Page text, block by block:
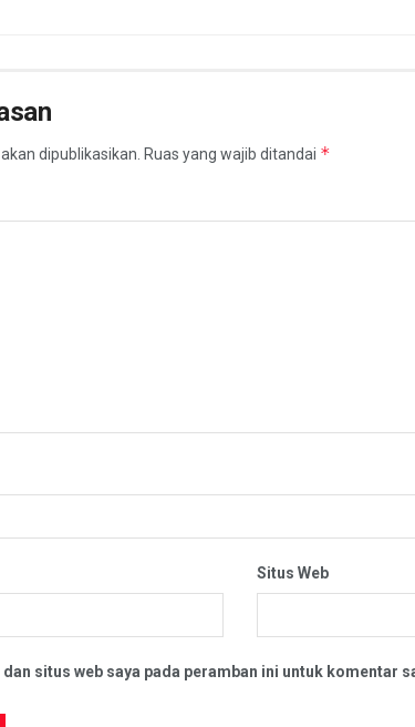
dipublikasikan. Ruas yang wajib ditandai *
Situs Web
situs web saya pada peramban ini untuk komentar